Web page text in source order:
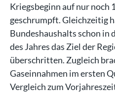
Kriegsbeginn auf nur noch
geschrumpft. Gleichzeitig
Bundeshaushalts schon in
des Jahres das Ziel der
überschritten. Zugleich
Gaseinnahmen im ersten
Vergleich zum